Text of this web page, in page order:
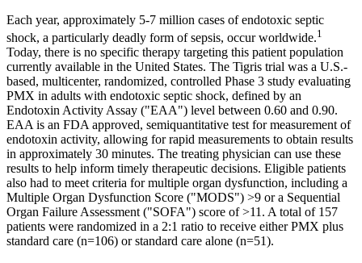
Each year, approximately 5-7 million cases of endotoxic septic
shock, a particularly deadly form of sepsis, occur worldwide.1
Today, there is no specific therapy targeting this patient population
currently available in the United States. The Tigris trial was a U.S.-
based, multicenter, randomized, controlled Phase 3 study evaluating
PMX in adults with endotoxic septic shock, defined by an
Endotoxin Activity Assay ("EAA") level between 0.60 and 0.90.
EAA is an FDA approved, semiquantitative test for measurement of
endotoxin activity, allowing for rapid measurements to obtain results
in approximately 30 minutes. The treating physician can use these
results to help inform timely therapeutic decisions. Eligible patients
also had to meet criteria for multiple organ dysfunction, including a
Multiple Organ Dysfunction Score ("MODS") >9 or a Sequential
Organ Failure Assessment ("SOFA") score of >11. A total of 157
patients were randomized in a 2:1 ratio to receive either PMX plus
standard care (n=106) or standard care alone (n=51).